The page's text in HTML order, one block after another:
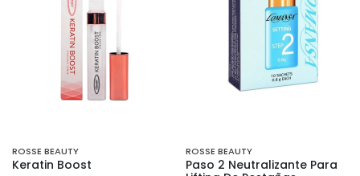
ROSSE BEAUTY
Keratin Boost
ROSSE BEAUTY
Paso 2 Neutralizante Para